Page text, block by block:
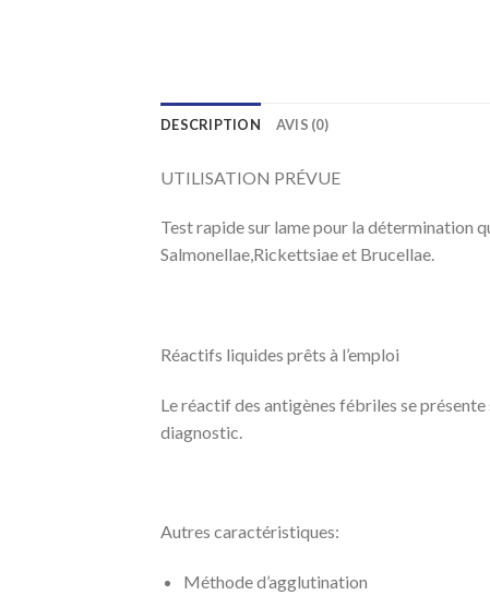
DESCRIPTION AVIS (0)
UTILISATION PRÉVUE
Test rapide sur lame pour la détermination
Salmonellae,Rickettsiae et Brucellae.
Réactifs liquides prêts à l’emploi
Le réactif des antigènes fébriles se
diagnostic.
Autres caractéristiques:
Méthode d’agglutination